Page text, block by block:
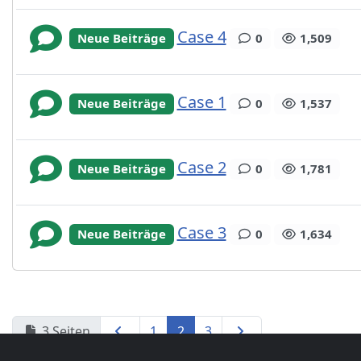
Neue Beiträge Case 4 0 1,509
Neue Beiträge Case 1 0 1,537
Neue Beiträge Case 2 0 1,781
Neue Beiträge Case 3 0 1,634
3Seiten 1 2 3